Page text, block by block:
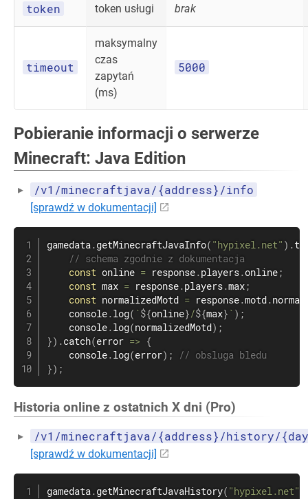
token token usługi brak
timeout
maksymalny
czas
zapytań
(ms)
5000
Pobieranie informacji o serwerze
Minecraft: Java Edition
/v1/minecraftjava/{address}/info
[sprawdź w dokumentacji]
gamedata.getMinecraftJavaInfo( "hypixel.net" ) .
// schema zgodnie z dokumentacja
const online = response.players.online;
const max = response.players.max;
const normalizedMotd = response.motd.
    console
.log( `${online}/${max} ` ) ;
    console
.log(normalizedMotd) ;
}) .catch(error => {
    console
.log(error) ;
// obsluga bledu
}) ;
Historia online z ostatnich X dni (Pro)
/v1/minecraftjava/{address}/history/
[sprawdź w dokumentacji]
gamedata.getMinecraftJavaHistory( "hypixel.net"